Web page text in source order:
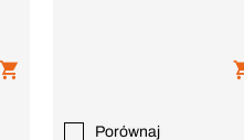
Porównaj